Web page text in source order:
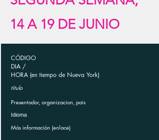
14 A 19 DE JUNIO
CÓDIGO
DIA /
HORA (en tiempo de Nueva York)
título
Presentador, organizacion, pais
Idioma
Más información (enlace)